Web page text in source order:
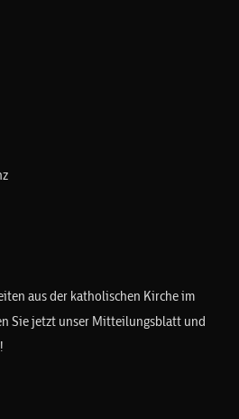
aus der katholischen Kirche im
Sie jetzt unser Mitteilungsblatt und